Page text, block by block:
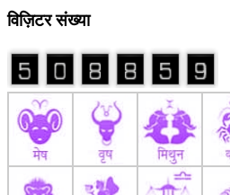
विज़िटर संख्या